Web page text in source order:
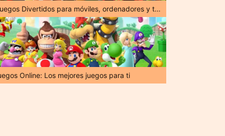
¡Juegos Divertidos para móviles, ordenadores y tabletas!
Online: Los mejores juegos para ti